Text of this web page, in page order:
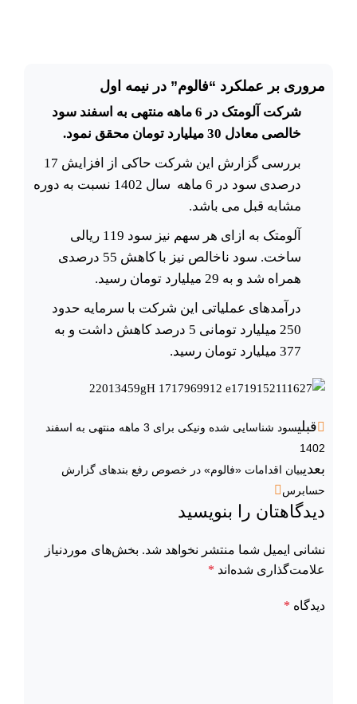
مروری بر عملکرد “فالوم” در نیمه اول
شرکت آلومتک در 6 ماهه منتهی به اسفند سود
خالصی معادل 30 میلیارد تومان محقق نمود.
بررسی گزارش این شرکت حاکی از افزایش 17
درصدی سود در 6 ماهه سال 1402 نسبت به دوره
مشابه قبل می باشد.
آلومتک به ازای هر سهم نیز سود 119 ریالی
ساخت. سود ناخالص نیز با کاهش 55 درصدی
همراه شد و به 29 میلیارد تومان رسید.
درآمدهای عملیاتی این شرکت با سرمایه حدود
250 میلیارد تومانی 5 درصد کاهش داشت و به
377 میلیارد تومان رسید.
قبلی
سود شناسایی شده ونیکی برای 3 ماهه منتهی به اسفند
1402
بعدیبیان اقدامات «فالوم» در خصوص رفع بندهای گزارش
حسابرس
دیدگاهتان را بنویسید
نشانی ایمیل شما منتشر نخواهد شد. بخش‌های موردنیاز
علامت‌گذاری شده‌اند *
دیدگاه *